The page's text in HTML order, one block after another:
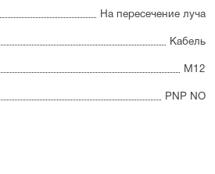
На пересечение луча
Кабель
М12
PNP NO